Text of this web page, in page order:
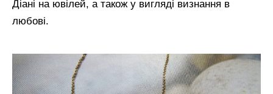
Діані на ювілей, а також у вигляді визнання в
любові.